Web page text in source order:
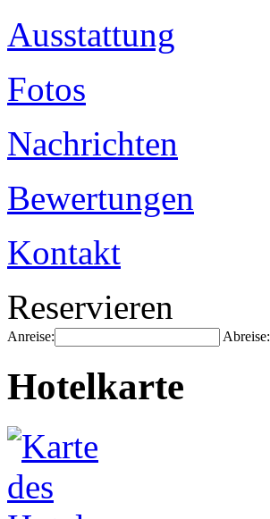
Ausstattung
Fotos
Nachrichten
Bewertungen
Kontakt
Reservieren
Anreise: Abreise:
Hotelkarte